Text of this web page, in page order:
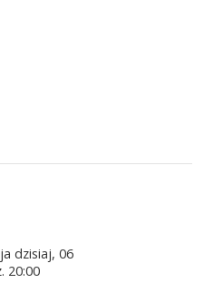
dzisiaj, 06
20:00